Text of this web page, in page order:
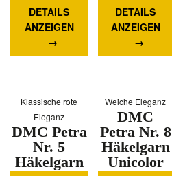
Weizen
DETAILS
ANZEIGEN
Mehr
Informationen
Dunkelrot
DETAILS
ANZEIGEN
Mehr
Informationen
Klassische rote
Eleganz
DMC Petra
Nr. 5
Häkelgarn
Weiche Eleganz
DMC
Petra Nr. 8
Häkelgarn
Unicolor